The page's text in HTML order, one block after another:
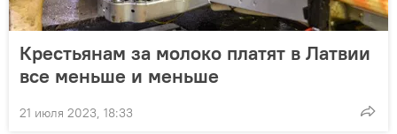
Крестьянам за молоко платят в Латвии
все меньше и меньше
21 июля 2023, 18:33